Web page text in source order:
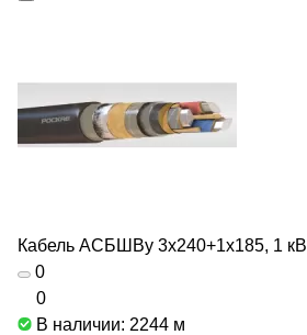
Кабель АСБШВу 3х240+1х185, 1 кВ
0
0
В наличии: 2244 м